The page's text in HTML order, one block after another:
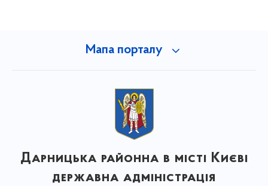
Мапа порталу
Дарницька районна в місті Києві
державна адміністрація